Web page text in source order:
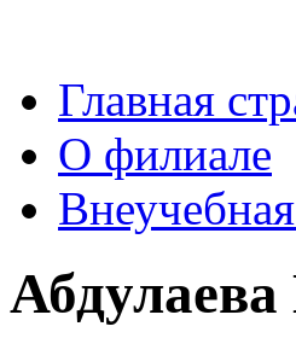
Главная
О филиале